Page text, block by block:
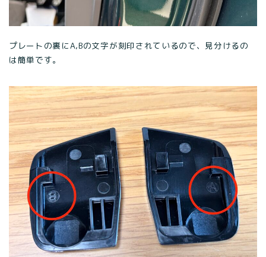
プレートの裏にA,Bの文字が刻印されているので、見分けるの
は簡単です。